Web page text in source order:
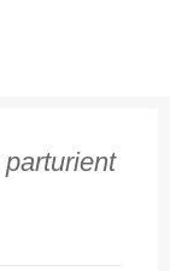
parturient